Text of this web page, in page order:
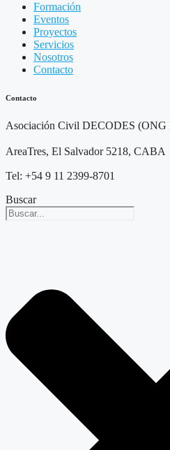
Formación
Eventos
Proyectos
Servicios
Nosotros
Contacto
Contacto
Asociación Civil DECODES (ONG
AreaTres, El Salvador 5218, CABA
Tel: +54 9 11 2399-8701
Buscar